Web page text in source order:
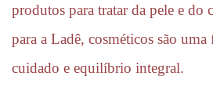
produtos para tratar da pele e do
para a Ladê, cosméticos são uma
cuidado e equilíbrio integral.